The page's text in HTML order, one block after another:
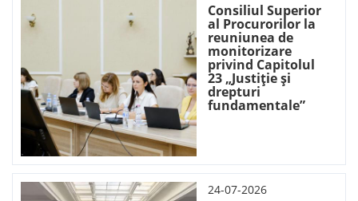
Consiliul Superior
al Procurorilor la
reuniunea de
monitorizare
privind Capitolul
23 „Justiție și
drepturi
fundamentale”
24-07-2026